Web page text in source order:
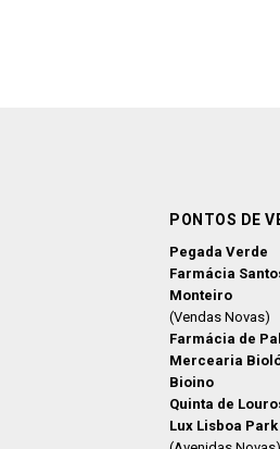
PONTOS DE
Pegada Verde
Farmácia
Monteiro
(Vendas Novas)
Farmácia de
Mercearia
Bioino
Quinta de
Lux Lisboa